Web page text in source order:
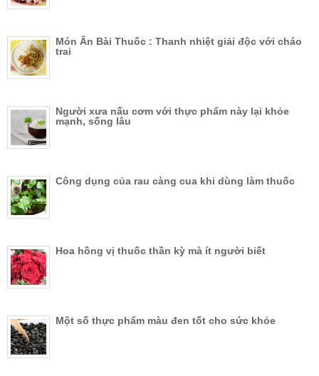
Món Ăn Bài Thuốc : Thanh nhiệt giải độc với cháo
trai
Người xưa nấu cơm với thực phẩm này lại khỏe
mạnh, sống lâu
Công dụng của rau càng cua khi dùng làm thuốc
Hoa hồng vị thuốc thần kỳ mà ít người biết
Một số thực phẩm màu đen tốt cho sức khỏe